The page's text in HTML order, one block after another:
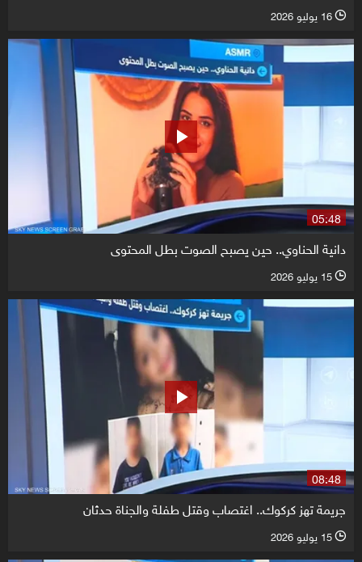
l 16 يوليو 2026
05:48
دانية الحناوي.. حين يصبح الصوت بطل المحتوى
l 15 يوليو 2026
08:48
جريمة تهز كركوك.. اغتصاب وقتل طفلة والجناة حدثان
l 15 يوليو 2026